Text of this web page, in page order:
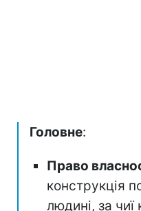
Головне:
Право
конструкція
людині, за чиї